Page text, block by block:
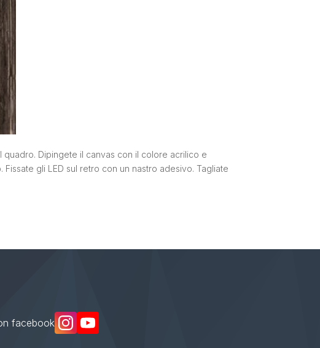
quadro. Dipingete il canvas con il colore acrilico e
Fissate gli LED sul retro con un nastro adesivo. Tagliate